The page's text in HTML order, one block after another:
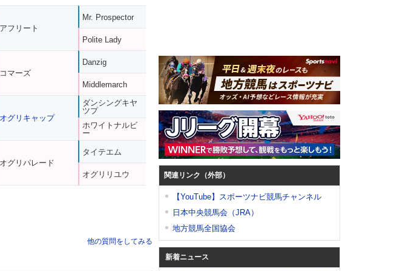
アフリート
コマーズ
オグリキャップ
オグリパレード
Mr. Prospector
Polite Lady
Danzig
Middlemarch
ダンシングキヤ
ツプ
ホワイトナルビ
ー
タイテエム
オグリリユウ
他の質問をしてみる
関連リンク（外部）
【YouTube】スポーツナビ競馬チャンネル
日本中央競馬会（JRA）
地方競馬全国協会
新着ニュース